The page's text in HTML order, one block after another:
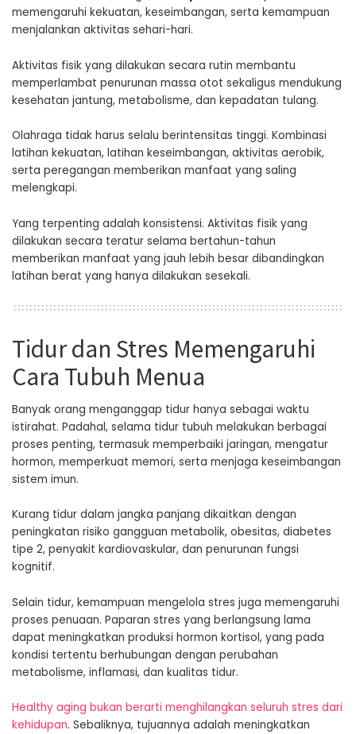
memengaruhi kekuatan, keseimbangan, serta kemampuan
menjalankan aktivitas sehari-hari.
Aktivitas fisik yang dilakukan secara rutin membantu
memperlambat penurunan massa otot sekaligus mendukung
kesehatan jantung, metabolisme, dan kepadatan tulang.
Olahraga tidak harus selalu berintensitas tinggi. Kombinasi
latihan kekuatan, latihan keseimbangan, aktivitas aerobik,
serta peregangan memberikan manfaat yang saling
melengkapi.
Yang terpenting adalah konsistensi. Aktivitas fisik yang
dilakukan secara teratur selama bertahun-tahun
memberikan manfaat yang jauh lebih besar dibandingkan
latihan berat yang hanya dilakukan sesekali.
Tidur dan Stres Memengaruhi
Cara Tubuh Menua
Banyak orang menganggap tidur hanya sebagai waktu
istirahat. Padahal, selama tidur tubuh melakukan berbagai
proses penting, termasuk memperbaiki jaringan, mengatur
hormon, memperkuat memori, serta menjaga keseimbangan
sistem imun.
Kurang tidur dalam jangka panjang dikaitkan dengan
peningkatan risiko gangguan metabolik, obesitas, diabetes
tipe 2, penyakit kardiovaskular, dan penurunan fungsi
kognitif.
Selain tidur, kemampuan mengelola stres juga memengaruhi
proses penuaan. Paparan stres yang berlangsung lama
dapat meningkatkan produksi hormon kortisol, yang pada
kondisi tertentu berhubungan dengan perubahan
metabolisme, inflamasi, dan kualitas tidur.
Healthy aging bukan berarti menghilangkan seluruh stres dari
kehidupan. Sebaliknya, tujuannya adalah meningkatkan